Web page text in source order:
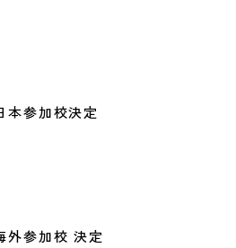
本参加校決定
外参加校 決定